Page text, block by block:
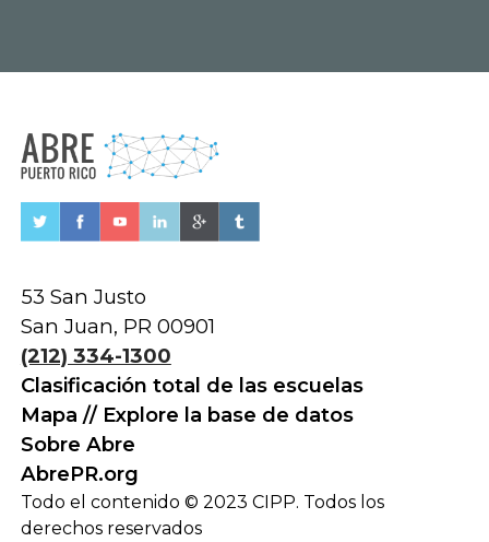
53 San Justo
San Juan, PR 00901
(212) 334-1300
Clasificación total de las escuelas
Mapa // Explore la base de datos
Sobre Abre
AbrePR.org
Todo el contenido © 2023 CIPP. Todos los
derechos reservados